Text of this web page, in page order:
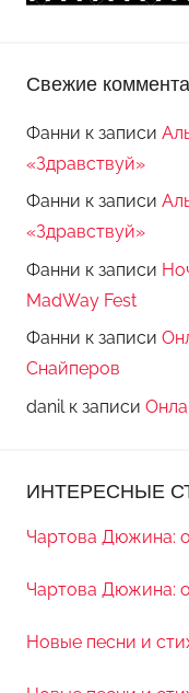
Свежие
Фанни к записи
«Здравствуй»
Фанни к записи
«Здравствуй»
Фанни к записи
MadWay Fest
Фанни к записи
Снайперов
danil к записи
ИНТЕРЕСНЫЕ
Чартова Дюжина:
Чартова Дюжина:
Новые песни и